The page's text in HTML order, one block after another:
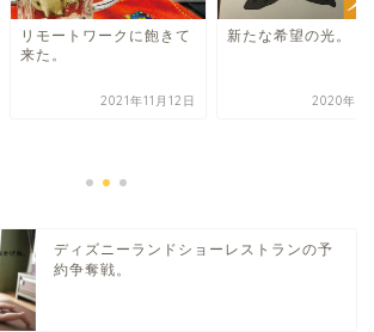
リモートワークに飽きて
来た。
2021年11月12日
新たな希望の光。
2020年10
ディズニーランドショーレストランの予
約争奪戦。